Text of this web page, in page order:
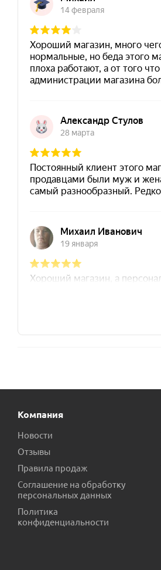
Компания
Новости
Отзывы
Правила продаж
Соглашение на обработку
персональных данных
Политика
конфиденциальности